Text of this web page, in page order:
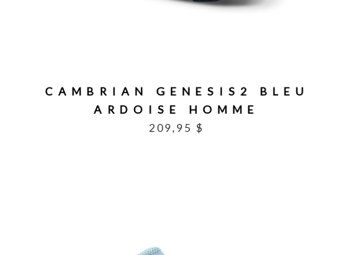
CAMBRIAN GENESIS2 BLEU
ARDOISE HOMME
209,95 $